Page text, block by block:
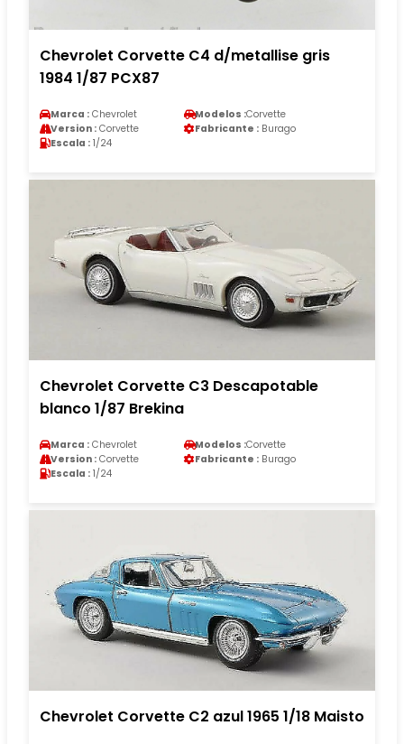
Chevrolet Corvette C4 d/metallise gris
1984 1/87 PCX87
Marca : Chevrolet Modelos :Corvette
Version : Corvette Fabricante : Burago
Escala : 1/24
Chevrolet Corvette C3 Descapotable
blanco 1/87 Brekina
Marca : Chevrolet Modelos :Corvette
Version : Corvette Fabricante : Burago
Escala : 1/24
Chevrolet Corvette C2 azul 1965 1/18 Maisto